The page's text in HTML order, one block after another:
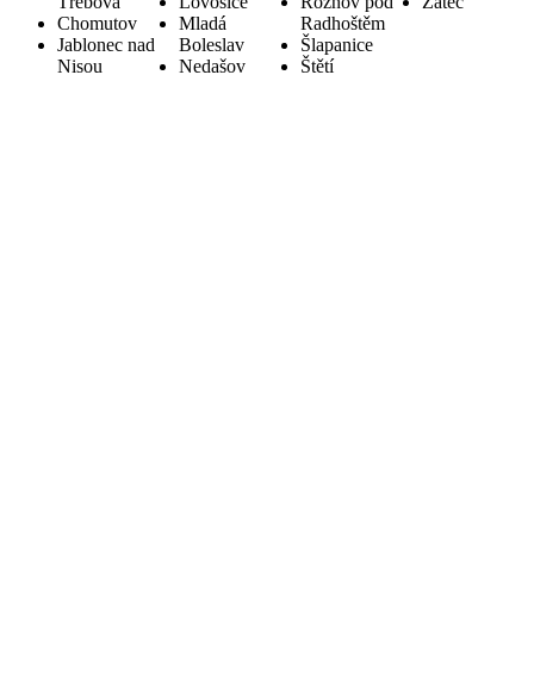
Chomutov
Jablonec nad
Nisou
Mladá
Boleslav
Nedašov
Radhoštěm
Šlapanice
Štětí